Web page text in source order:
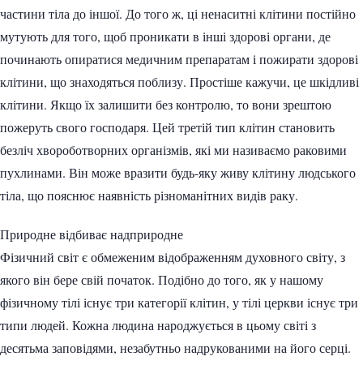
частини тіла до іншої. До того ж, ці ненаситні клітини постійно
мутують для того, щоб проникати в інші здорові органи, де
починають опиратися медичним препаратам і пожирати здорові
клітини, що знаходяться поблизу. Простіше кажучи, це шкідливі
клітини. Якщо їх залишити без контролю, то вони зрештою
пожеруть свого господаря. Цей третій тип клітин становить
безліч хвороботворних організмів, які ми називаємо раковими
пухлинами. Він може вразити будь-яку живу клітину людського
тіла, що пояснює наявність різноманітних видів раку.
Природне відбиває надприродне
Фізичний світ є обмеженим відображенням духовного світу, з
якого він бере свій початок. Подібно до того, як у нашому
фізичному тілі існує три категорії клітин, у тілі церкви існує три
типи людей. Кожна людина народжується в цьому світі з
десятьма заповідями, незабутньо надрукованими на його серці.